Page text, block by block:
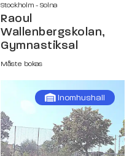
Stockholm - Solna
Raoul
Wallenbergskolan,
Gymnastiksal
Måste bokas
Inomhushall